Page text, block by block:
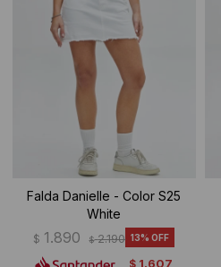
Falda Danielle - Color S25
White
$ 1.890 $ 2.190 13
$ 1.607